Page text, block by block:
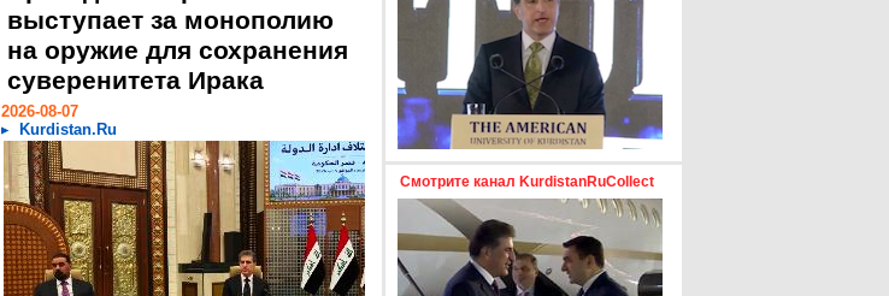
выступает за монополию
на оружие для сохранения
суверенитета Ирака
2026-08-07
Kurdistan.Ru
Смотрите канал KurdistanRuCollect